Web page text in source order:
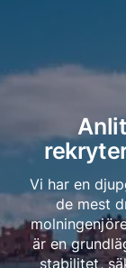
Vi har en
de mest
är en
stabilitet,